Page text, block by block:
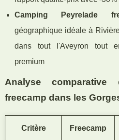
Camping Peyrelade
géographique idéale à
dans tout l'Aveyron tout
premium
Analyse
freecamp dans les
Critère
Freecamp